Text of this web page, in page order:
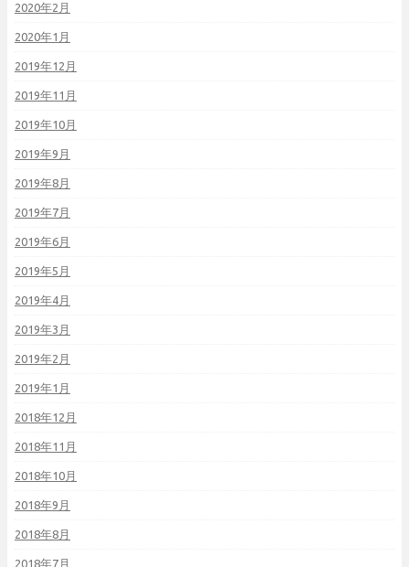
2020年2月
2020年1月
2019年12月
2019年11月
2019年10月
2019年9月
2019年8月
2019年7月
2019年6月
2019年5月
2019年4月
2019年3月
2019年2月
2019年1月
2018年12月
2018年11月
2018年10月
2018年9月
2018年8月
2018年7月